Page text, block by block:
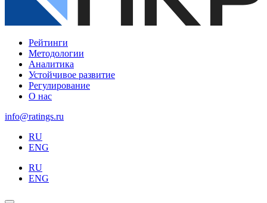
Рейтинги
Методологии
Аналитика
Устойчивое развитие
Регулирование
О нас
info@ratings.ru
RU
ENG
RU
ENG